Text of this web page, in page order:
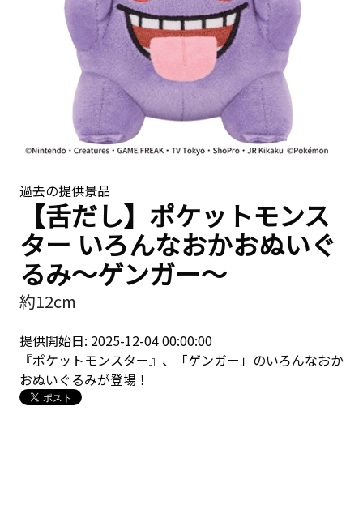
過去の提供景品
【舌だし】ポケットモンス
ター いろんなおかおぬいぐ
るみ～ゲンガー～
約12cm
提供開始日: 2025-12-04 00:00:00
『ポケットモンスター』、「ゲンガー」のいろんなおか
おぬいぐるみが登場！